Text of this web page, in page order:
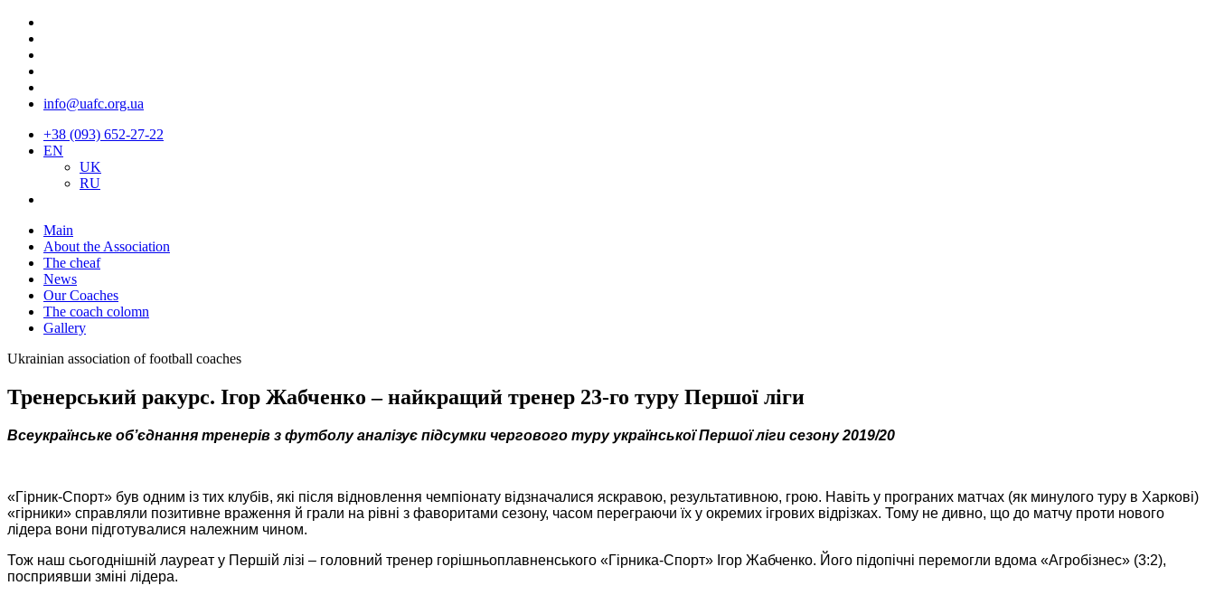
info@uafc.org.ua
+38 (093) 652-27-22
EN
UK
RU
Main
About the Association
The cheaf
News
Our Coaches
The coach colomn
Gallery
Ukrainian association of football coaches
Тренерський ракурс. Ігор Жабченко – найкращий тренер 23-го туру Першої ліги
Всеукраїнське об’єднання тренерів з футболу аналізує підсумки чергового туру української Першої ліги сезону2019/20
«Гірник-Спорт» був одним із тих клубів, які після відновлення чемпіонату відзначалися яскравою, результативною, грою. Навіть у програних матчах (як минулого туру в Харкові)
«гірники» справляли позитивне враження й грали на рівні з фаворитами сезону, часом переграючи їх у окремих ігрових відрізках. Тому не дивно, що до матчу проти нового
лідера вони підготувалися належним чином.
Тож наш сьогоднішній лауреат у Першій лізі – головний тренер горішньоплавненського «Гірника-Спорт» Ігор Жабченко. Його підопічні перемогли вдома «Агробізнес» (3:2),
посприявши зміні лідера.